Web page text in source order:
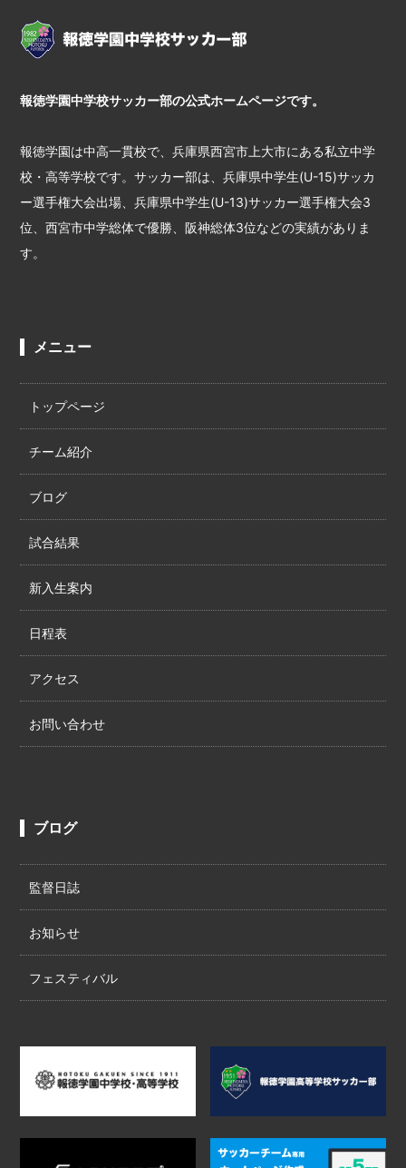
報徳学園中学校サッカー部の公式ホームページです。
報徳学園は中高一貫校で、兵庫県西宮市上大市にある私立中学
校・高等学校です。サッカー部は、兵庫県中学生(U-15)サッカ
ー選手権大会出場、兵庫県中学生(U-13)サッカー選手権大会3
位、西宮市中学総体で優勝、阪神総体3位などの実績がありま
す。
メニュー
トップページ
チーム紹介
ブログ
試合結果
新入生案内
日程表
アクセス
お問い合わせ
ブログ
監督日誌
お知らせ
フェスティバル